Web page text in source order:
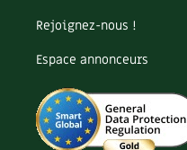
Réparation
Reproduction
Restauration
Rocaille
Ronce (ou mûre de jardin)
Roquette
Rejoignez-nous !
Espace annonceurs